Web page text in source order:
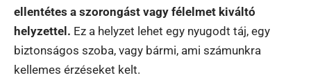
ellentétes a szorongást vagy félelmet kiváltó
helyzettel. Ez a helyzet lehet egy nyugodt táj, egy
biztonságos szoba, vagy bármi, ami számunkra
kellemes érzéseket kelt.